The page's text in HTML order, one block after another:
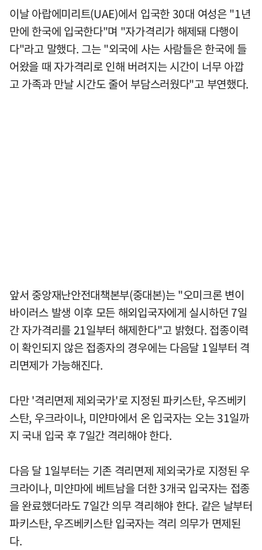
이날 아랍에미리트(UAE)에서 입국한 30대 여성은 "1년
만에 한국에 입국한다"며 "자가격리가 해제돼 다행이
다"라고 말했다. 그는 "외국에 사는 사람들은 한국에 들
어왔을 때 자가격리로 인해 버려지는 시간이 너무 아깝
고 가족과 만날 시간도 줄어 부담스러웠다"고 부연했다.
앞서 중앙재난안전대책본부(중대본)는 "오미크론 변이
바이러스 발생 이후 모든 해외입국자에게 실시하던 7일
간 자가격리를 21일부터 해제한다"고 밝혔다. 접종이력
이 확인되지 않은 접종자의 경우에는 다음달 1일부터 격
리면제가 가능해진다.
다만 '격리면제 제외국가'로 지정된 파키스탄, 우즈베키
스탄, 우크라이나, 미얀마에서 온 입국자는 오는 31일까
지 국내 입국 후 7일간 격리해야 한다.
다음 달 1일부터는 기존 격리면제 제외국가로 지정된 우
크라이나, 미얀마에 베트남을 더한 3개국 입국자는 접종
을 완료했더라도 7일간 의무 격리해야 한다. 같은 날부터
파키스탄, 우즈베키스탄 입국자는 격리 의무가 면제된
다.